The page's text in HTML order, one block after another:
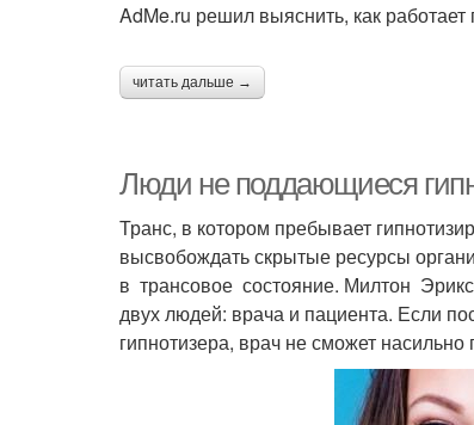
AdMe.ru решил выяснить, как
читать дальше →
Люди не поддающиеся
Транс, в котором пребывает
высвобождать скрытые ресурсы
в трансовое состояние. Милтон
двух людей: врача и пациента. Если
гипнотизера, врач не сможет насильно